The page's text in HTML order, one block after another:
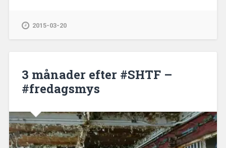
2015-03-20
3 månader efter #SHTF –
#fredagsmys